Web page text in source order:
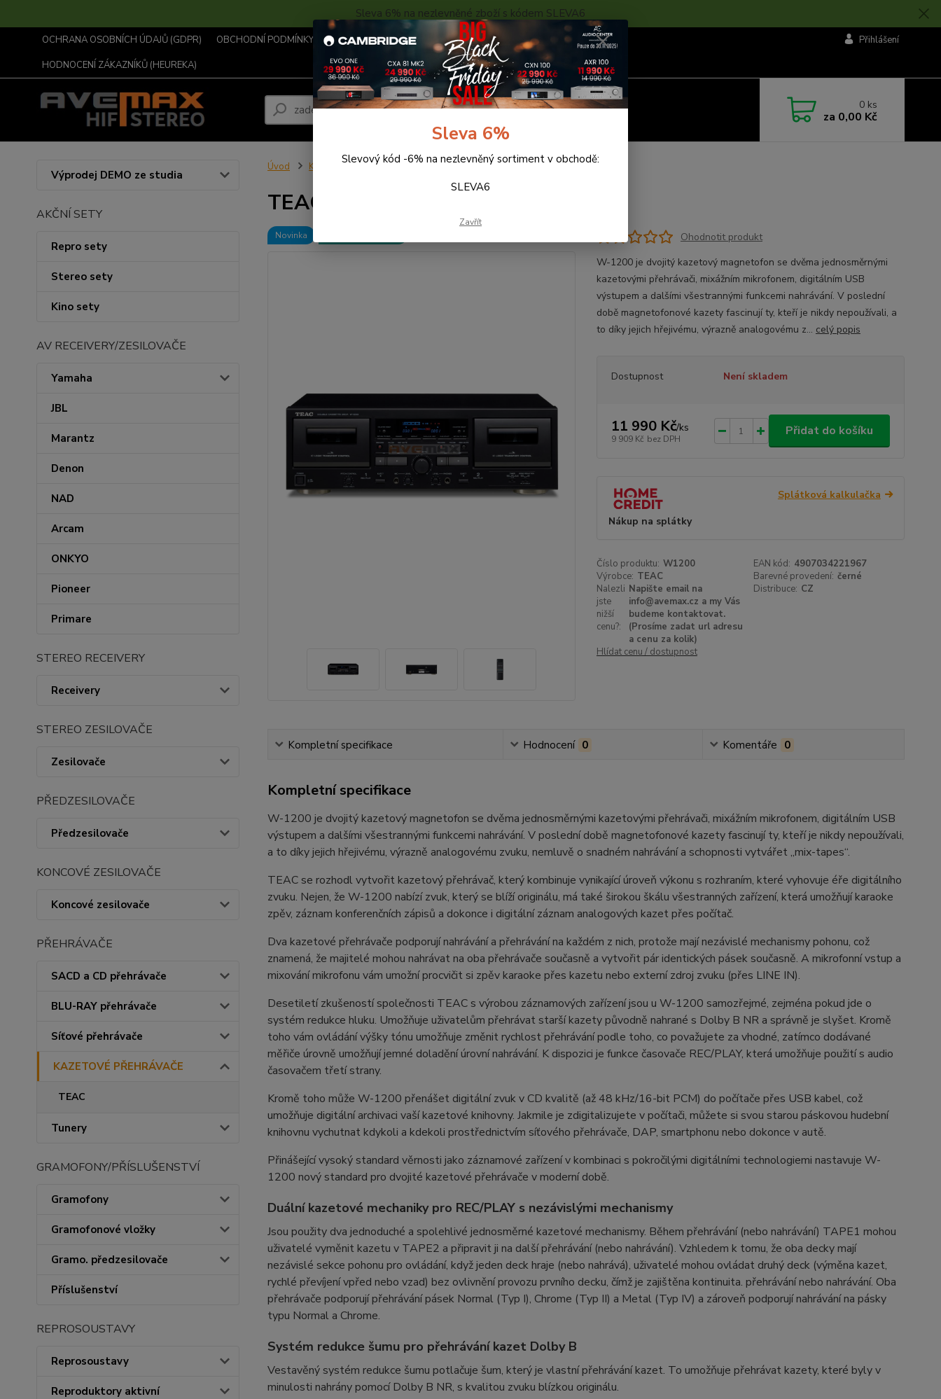
Sleva 6% na nezlevněné zboží s kódem SLEVA6
OCHRANA OSOBNÍCH ÚDAJŮ (GDPR) OBCHODNÍ PODMÍNKY ... KONTAKTY O NÁS
POPTÁVKA ZBOŽÍ - KALKULACE
HODNOCENÍ ZÁKAZNÍKŮ (HEUREKA)
Přihlášení
Hledat 0 ks
za 0,00 Kč
Výprodej DEMO ze studia
AKČNÍ SETY
Repro sety
Stereo sety
Kino sety
AV RECEIVERY/ZESILOVAČE
Yamaha
JBL
Marantz
Denon
NAD
Arcam
ONKYO
Pioneer
Primare
STEREO RECEIVERY
Receivery
STEREO ZESILOVAČE
Zesilovače
PŘEDZESILOVAČE
Předzesilovače
KONCOVÉ ZESILOVAČE
Koncové zesilovače
PŘEHRÁVAČE
SACD a CD přehrávače
BLU-RAY přehrávače
Síťové přehrávače
KAZETOVÉ PŘEHRÁVAČE
TEAC
Tunery
GRAMOFONY/PŘÍSLUŠENSTVÍ
Gramofony
Gramofonové vložky
Gramo. předzesilovače
Příslušenství
REPROSOUSTAVY
Reprosoustavy
Reproduktory aktivní
Úvod KAZETOVÉ PŘEHRÁVAČE TEAC W-1200
TEAC W-1200
Novinka
Ohodnotit produkt
W-1200 je dvojitý kazetový magnetofon se dvěma jednosměrnými
kazetovými přehrávači, mixážním mikrofonem, digitálním USB
výstupem a dalšími všestrannými funkcemi nahrávání. V poslední
době magnetofonové kazety fascinují ty, kteří je nikdy nepoužívali, a
to díky jejich hřejivému, výrazně analogovému z... celý popis
Dostupnost Není skladem
11 990 Kč/ks
9 909 Kč bez DPH
Přidat do košíku
Splátková kalkulačka
Nákup na splátky
Číslo produktu: W1200 EAN kód: 4907034221967
Výrobce: TEAC Barevné provedení: černé
Nalezli
jste
nižší
cenu?:
Napište email na
info@avemax.cz a my Vás
budeme kontaktovat.
(Prosíme zadat url adresu
a cenu za kolik)
Distribuce: CZ
Hlídat cenu / dostupnost
Kompletní specifikace Hodnocení 0 Komentáře 0
Kompletní specifikace
W-1200 je dvojitý kazetový magnetofon se dvěma jednosměrnými kazetovými přehrávači, mixážním mikrofonem, digitálním USB
výstupem a dalšími všestrannými funkcemi nahrávání. V poslední době magnetofonové kazety fascinují ty, kteří je nikdy nepoužívali,
a to díky jejich hřejivému, výrazně analogovému zvuku, nemluvě o snadném nahrávání a schopnosti vytvářet „mix-tapes“.
TEAC se rozhodl vytvořit kazetový přehrávač, který kombinuje vynikající úroveň výkonu s rozhraním, které vyhovuje éře digitálního
zvuku. Nejen, že W-1200 nabízí zvuk, který se blíží originálu, má také širokou škálu všestranných zařízení, která umožňují karaoke
zpěv, záznam konferenčních zápisů a dokonce i digitální záznam analogových kazet přes počítač.
Dva kazetové přehrávače podporují nahrávání a přehrávání na každém z nich, protože mají nezávislé mechanismy pohonu, což
znamená, že majitelé mohou nahrávat na oba přehrávače současně a vytvořit pár identických pásek současně. A mikrofonní vstup a
mixování mikrofonu vám umožní procvičit si zpěv karaoke přes kazetu nebo externí zdroj zvuku (přes LINE IN).
Desetiletí zkušeností společnosti TEAC s výrobou záznamových zařízení jsou u W-1200 samozřejmé, zejména pokud jde o
systém redukce hluku. Umožňuje uživatelům přehrávat starší kazety původně nahrané s Dolby B NR a správně je slyšet. Kromě
toho vám ovládání výšky tónu umožňuje změnit rychlost přehrávání podle toho, co považujete za vhodné, zatímco dodávané
měřiče úrovně umožňují jemné doladění úrovní nahrávání. K dispozici je funkce časovače REC/PLAY, která umožňuje použití s ​​audio
časovačem třetí strany.
Kromě toho může W-1200 přenášet digitální zvuk v CD kvalitě (až 48 kHz/16-bit PCM) do počítače přes USB kabel, což
umožňuje digitální archivaci vaší kazetové knihovny. Jakmile je zdigitalizujete v počítači, můžete si svou starou páskovou hudební
knihovnu vychutnat kdykoli a kdekoli prostřednictvím síťového přehrávače, DAP, smartphonu nebo dokonce v autě.
Přinášející vysoký standard věrnosti jako záznamové zařízení v kombinaci s pokročilými digitálními technologiemi nastavuje W-
1200 nový standard pro dvojité kazetové přehrávače v moderní době.
Duální kazetové mechaniky pro REC/PLAY s nezávislými mechanismy
Jsou použity dva jednoduché a spolehlivé jednosměrné kazetové mechanismy. Během přehrávání (nebo nahrávání) TAPE1 mohou
uživatelé vyměnit kazetu v TAPE2 a připravit ji na další přehrávání (nebo nahrávání). Vzhledem k tomu, že oba decky mají
nezávislé sekce pohonu pro ovládání, když jeden deck hraje (nebo nahrává), uživatelé mohou ovládat druhý deck (výměna kazet,
rychlé převíjení vpřed nebo vzad) bez ovlivnění provozu prvního decku, čímž je zajištěna kontinuita. přehrávání nebo nahrávání. Oba
přehrávače podporují přehrávání pásek Normal (Typ I), Chrome (Typ II) a Metal (Typ IV) a zároveň podporují nahrávání na pásky
typu Normal a Chrome.
Systém redukce šumu pro přehrávání kazet Dolby B
Vestavěný systém redukce šumu potlačuje šum, který je vlastní přehrávání kazet. To umožňuje přehrávat kazety, které byly v
minulosti nahrány pomocí Dolby B NR, s kvalitou zvuku blízkou originálu.
Sleva 6%
Slevový kód -6% na nezlevněný sortiment v obchodě:
SLEVA6
Zavřít